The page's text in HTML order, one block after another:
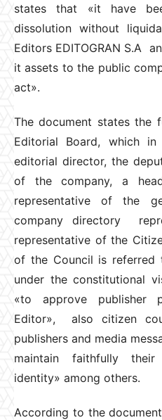
states that «it have
dissolution without
Editors EDITOGRAN S.A
it assets to the public
act».
The document states the
Editorial Board, which
editorial director, the
of the company, a
representative of the
company directory
representative of the
of the Council is
under the constitutional
«to approve publisher
Editor», also citizen
publishers and media
maintain faithfully
identity» among others.
According to the